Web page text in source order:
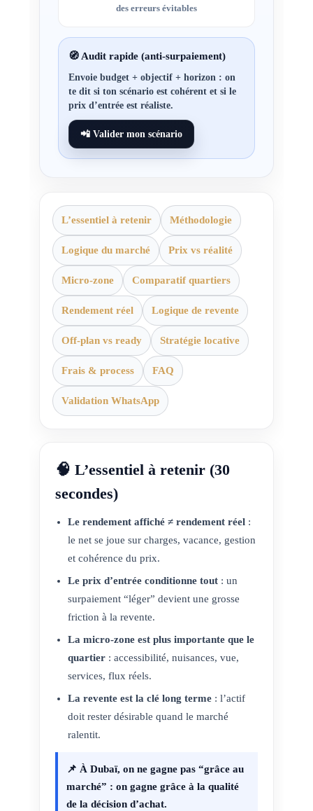
des erreurs évitables
🧭 Audit rapide (anti-surpaiement)
Envoie budget + objectif + horizon : on
te dit si ton scénario est cohérent et si le
prix d’entrée est réaliste.
📲 Valider mon scénario
L’essentiel à retenir Méthodologie
Logique du marché Prix vs réalité
Micro-zone Comparatif quartiers
Rendement réel Logique de revente
Off-plan vs ready Stratégie locative
Frais & process FAQ
Validation WhatsApp
🧠 L’essentiel à retenir (30
secondes)
Le rendement affiché ≠ rendement réel :
le net se joue sur charges, vacance, gestion
et cohérence du prix.
Le prix d’entrée conditionne tout : un
surpaiement “léger” devient une grosse
friction à la revente.
La micro-zone est plus importante que le
quartier : accessibilité, nuisances, vue,
services, flux réels.
La revente est la clé long terme : l’actif
doit rester désirable quand le marché
ralentit.
📌 À Dubaï, on ne gagne pas “grâce au
marché” : on gagne grâce à la qualité
de la décision d’achat.